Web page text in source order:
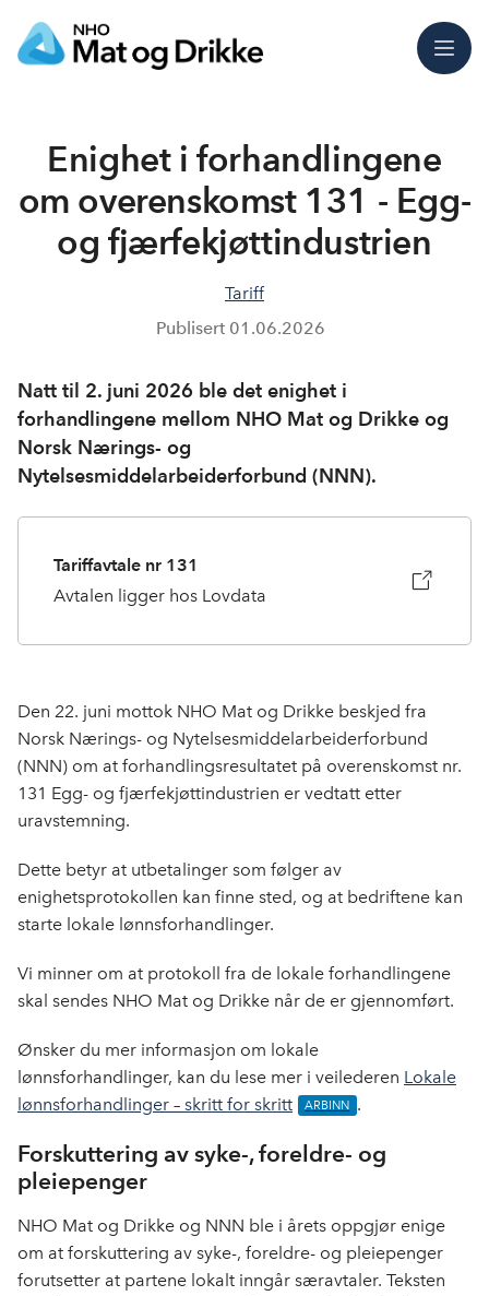
Meny
Enighet i forhandlingene
om overenskomst 131 - Egg-
og fjærfekjøttindustrien
Tariff
Publisert 01.06.2026
Natt til 2. juni 2026 ble det enighet i
forhandlingene mellom NHO Mat og Drikke og
Norsk Nærings- og
Nytelsesmiddelarbeiderforbund (NNN).
Tariffavtale nr 131
Avtalen ligger hos Lovdata
Den 22. juni mottok NHO Mat og Drikke beskjed fra
Norsk Nærings- og Nytelsesmiddelarbeiderforbund
(NNN) om at forhandlingsresultatet på overenskomst nr.
131 Egg- og fjærfekjøttindustrien er vedtatt etter
uravstemning.
Dette betyr at utbetalinger som følger av
enighetsprotokollen kan finne sted, og at bedriftene kan
starte lokale lønnsforhandlinger.
Vi minner om at protokoll fra de lokale forhandlingene
skal sendes NHO Mat og Drikke når de er gjennomført.
Ønsker du mer informasjon om lokale
lønnsforhandlinger, kan du lese mer i veilederen Lokale
lønnsforhandlinger – skritt for skritt
.
Forskuttering av syke-, foreldre- og
pleiepenger
NHO Mat og Drikke og NNN ble i årets oppgjør enige
om at forskuttering av syke-, foreldre- og pleiepenger
forutsetter at partene lokalt inngår særavtaler. Teksten